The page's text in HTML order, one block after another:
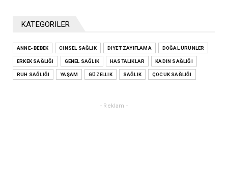
ADVERTORIAL
Doğum Sonrası Karın Sarkması ve Şekil
Bozuklukları
KATEGORILER
ANNE- BEBEK CINSEL SAĞLIK DIYET ZAYIFLAMA DOĞAL ÜRÜNLER
ERKEK SAĞLIĞI GENEL SAĞLIK HASTALIKLAR KADIN SAĞLIĞI
RUH SAĞLIĞI YAŞAM GÜZELLIK SAĞLIK ÇOCUK SAĞLIĞI
- Reklam -